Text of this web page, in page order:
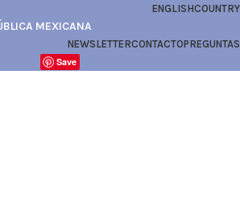
ENGLISHCOUNTRY
MEXICANA
NEWSLETTERCONTACTOPREGUNTAS
Save